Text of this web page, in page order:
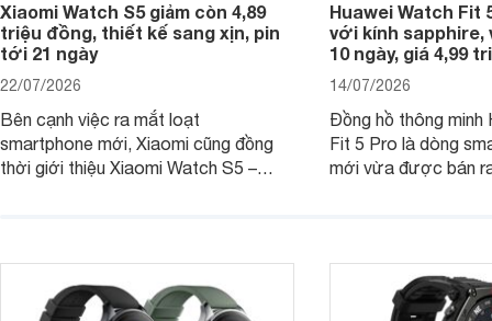
Xiaomi Watch S5 giảm còn 4,89
triệu đồng, thiết kế sang xịn, pin
tới 21 ngày
22/07/2026
Bên cạnh việc ra mắt loạt
smartphone mới, Xiaomi cũng đồng
thời giới thiệu Xiaomi Watch S5 –
Huawei Watch Fit
với kính sapphire,
10 ngày, giá 4,99
14/07/2026
Đồng hồ thông minh
Fit 5 Pro là dòng
mới vừa được bán
năng hiện đại.